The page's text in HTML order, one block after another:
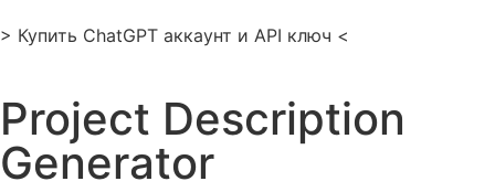
> Купить ChatGPT аккаунт и API ключ <
Project Description
Generator